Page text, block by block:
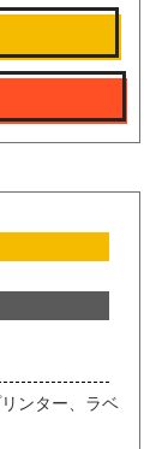
ンター、ラベ